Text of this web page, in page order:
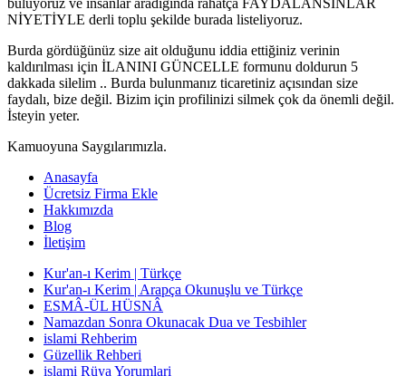
NİYETİYLE derli toplu şekilde burada listeliyoruz.
Burda gördüğünüz size ait olduğunu iddia ettiğiniz verinin
kaldırılması için İLANINI GÜNCELLE formunu doldurun 5
dakkada silelim .. Burda bulunmanız ticaretiniz açısından size
faydalı, bize değil. Bizim için profilinizi silmek çok da önemli değil.
İsteyin yeter.
Kamuoyuna Saygılarımızla.
Anasayfa
Ücretsiz Firma Ekle
Hakkımızda
Blog
İletişim
Kur'an-ı Kerim | Türkçe
Kur'an-ı Kerim | Arapça Okunuşlu ve Türkçe
ESMÂ-ÜL HÜSNÂ
Namazdan Sonra Okunacak Dua ve Tesbihler
islami Rehberim
Güzellik Rehberi
islami Rüya Yorumlari